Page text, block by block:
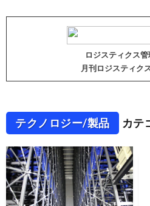
ロジスティクス
月刊ロジスティク
テクノロジー/製品 カテ